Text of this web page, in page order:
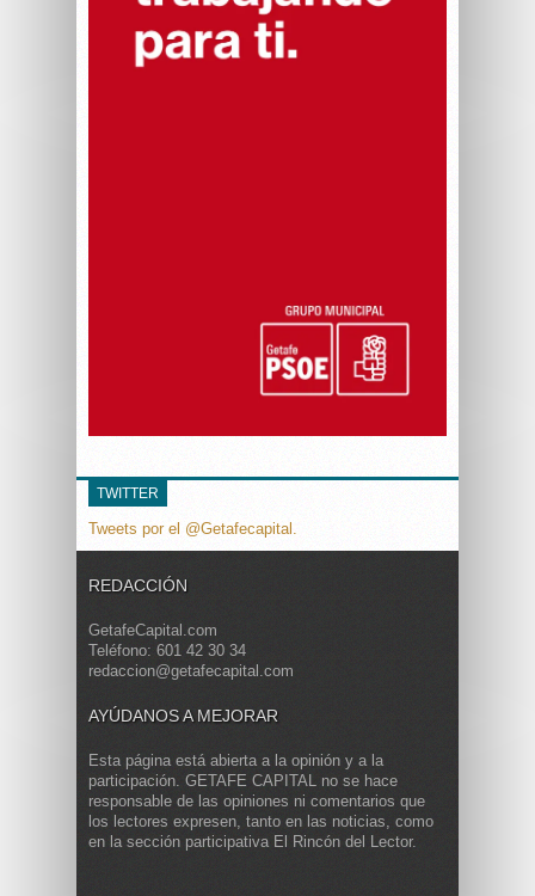
TWITTER
Tweets por el @Getafecapital.
REDACCIÓN
GetafeCapital.com
Teléfono: 601 42 30 34
redaccion@getafecapital.com
AYÚDANOS A MEJORAR
Esta página está abierta a la opinión y a la
participación. GETAFE CAPITAL no se hace
responsable de las opiniones ni comentarios que
los lectores expresen, tanto en las noticias, como
en la sección participativa El Rincón del Lector.